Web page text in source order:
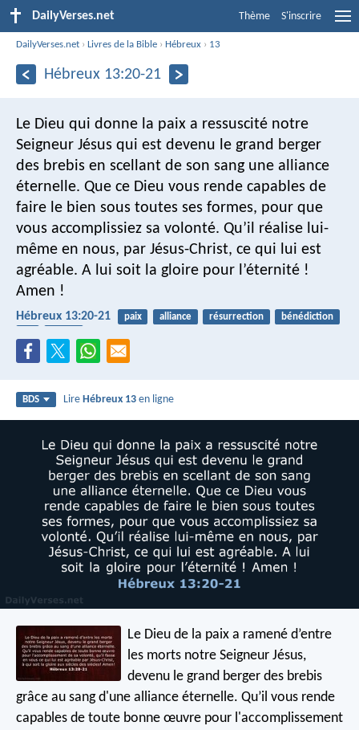
DailyVerses.net Thème S'inscrire
DailyVerses.net ›Livres de la Bible › Hébreux › 13
Hébreux 13:20-21
Le Dieu qui donne la paix a ressuscité notre
Seigneur Jésus qui est devenu le grand berger
des brebis en scellant de son sang une alliance
éternelle. Que ce Dieu vous rende capables de
faire le bien sous toutes ses formes, pour que
vous accomplissiez sa volonté. Qu’il réalise lui-
même en nous, par Jésus-Christ, ce qui lui est
agréable. A lui soit la gloire pour l’éternité !
Amen !
Hébreux 13:20-21 paix alliance résurrection
bénédiction
BDS LireHébreux 13 en ligne
Le Dieu de la paix a ramené d’entre
les morts notre Seigneur Jésus,
devenu le grand berger des brebis
grâce au sang d'une alliance éternelle. Qu’il vous rende
capables de toute bonne œuvre pour l'accomplissement